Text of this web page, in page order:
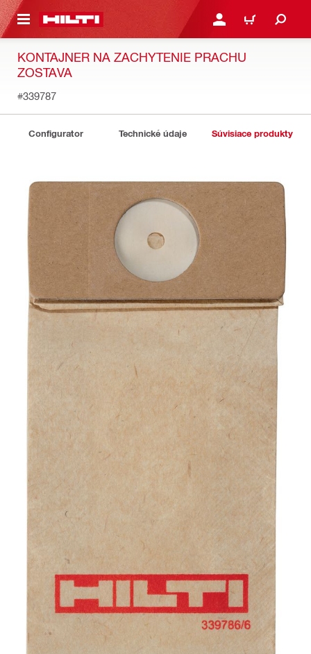
HLAVNÝ OBSAH PRIHLÁSIŤ ALEBO
KOŠÍK
KONTAJNER NA ZACHYTENIE PRACHU
ZOSTAVA
#339787
Configurator Technické údaje Súvisiace produkty